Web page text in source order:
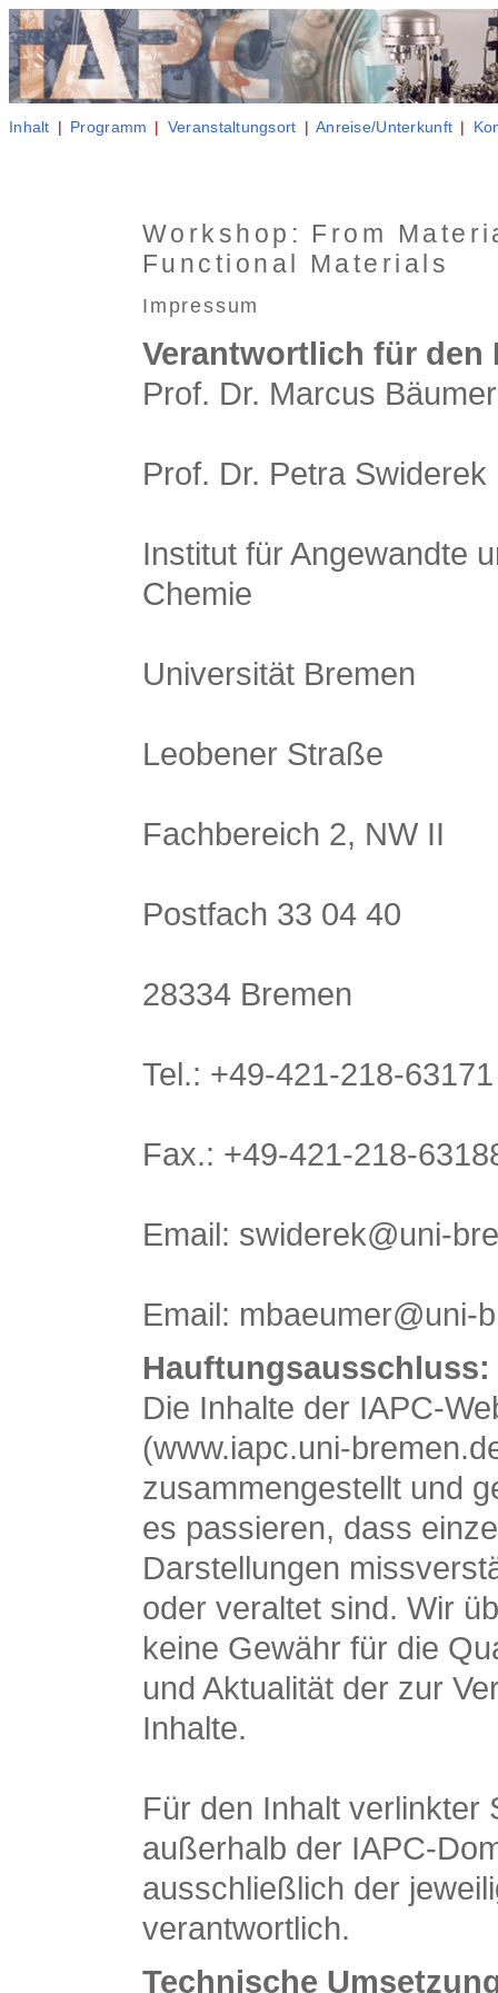
Inhalt | Programm | Veranstaltungsort |Anreise/Unterkunft |
Workshop: From
Functional Materials
Impressum
Verantwortlich für den
Prof. Dr. Marcus Bäumer
Prof. Dr. Petra Swiderek
Institut für Angewandte
Chemie
Universität Bremen
Leobener Straße
Fachbereich 2, NW II
Postfach 33 04 40
28334 Bremen
Tel.: +49-421-218-
Fax.: +49-421-218-
Email: swiderek@uni-
Email: mbaeumer@uni-
Hauftungsausschluss:
Die Inhalte der IAPC-
(www.iapc.uni-
zusammengestellt und
es passieren, dass
Darstellungen
oder veraltet sind. Wir
keine Gewähr für die
und Aktualität der zur
Inhalte.
Für den Inhalt verlinkter
außerhalb der IAPC-
ausschließlich der
verantwortlich.
Technische